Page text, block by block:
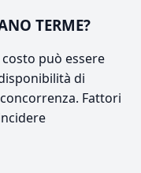
TERME?
costo può essere
di
Fattori